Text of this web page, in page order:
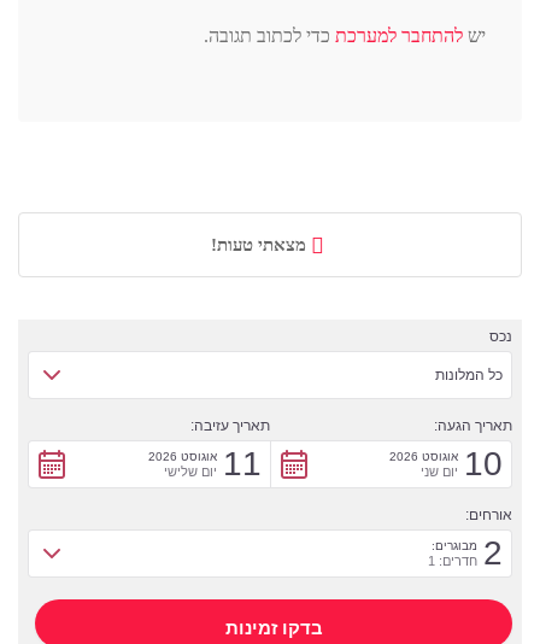
יש להתחבר למערכת כדי לכתוב תגובה.
מצאתי טעות!
נכס
כל המלונות
תאריך הגעה:
10 אוגוסט 2026
יום שני
תאריך עזיבה:
11 אוגוסט 2026
יום שלישי
אורחים:
2 מבוגרים:
חדרים: 1